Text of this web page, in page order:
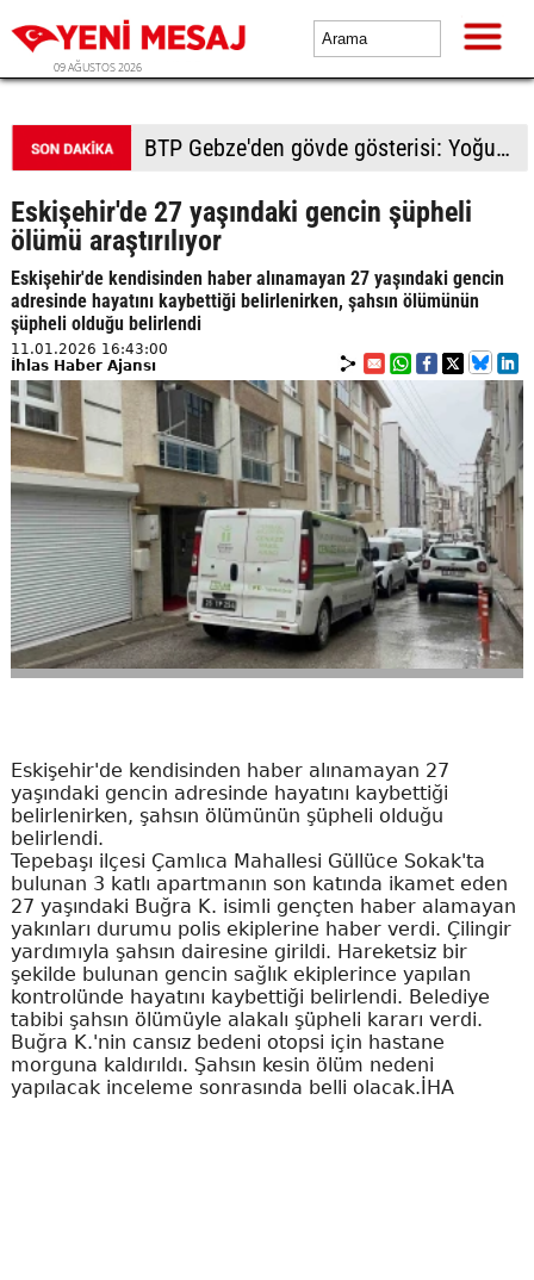
09 AĞUSTOS 2026
BTP Kocaeli'den Darıca çıkarması: Esnaf ve derneklerden yoğun ilgi
Eskişehir'de 27 yaşındaki gencin şüpheli
ölümü araştırılıyor
Eskişehir'de kendisinden haber alınamayan 27 yaşındaki gencin
adresinde hayatını kaybettiği belirlenirken, şahsın ölümünün
şüpheli olduğu belirlendi
11.01.2026 16:43:00
İhlas Haber Ajansı
Eskişehir'de kendisinden haber alınamayan 27
yaşındaki gencin adresinde hayatını kaybettiği
belirlenirken, şahsın ölümünün şüpheli olduğu
belirlendi.
Tepebaşı ilçesi Çamlıca Mahallesi Güllüce Sokak'ta
bulunan 3 katlı apartmanın son katında ikamet eden
27 yaşındaki Buğra K. isimli gençten haber alamayan
yakınları durumu polis ekiplerine haber verdi. Çilingir
yardımıyla şahsın dairesine girildi. Hareketsiz bir
şekilde bulunan gencin sağlık ekiplerince yapılan
kontrolünde hayatını kaybettiği belirlendi. Belediye
tabibi şahsın ölümüyle alakalı şüpheli kararı verdi.
Buğra K.'nin cansız bedeni otopsi için hastane
morguna kaldırıldı. Şahsın kesin ölüm nedeni
yapılacak inceleme sonrasında belli olacak.İHA